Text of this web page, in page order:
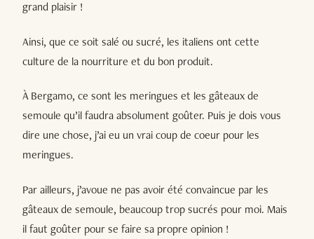
grand plaisir !
Ainsi, que ce soit salé ou sucré, les italiens ont cette
culture de la nourriture et du bon produit.
À Bergamo, ce sont les meringues et les gâteaux de
semoule qu’il faudra absolument goûter. Puis je dois vous
dire une chose, j’ai eu un vrai coup de coeur pour les
meringues.
Par ailleurs, j’avoue ne pas avoir été convaincue par les
gâteaux de semoule, beaucoup trop sucrés pour moi. Mais
il faut goûter pour se faire sa propre opinion !